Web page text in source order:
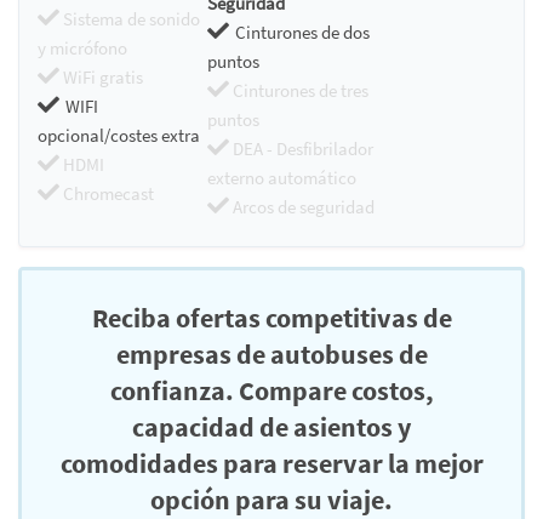
Sistema de sonido
y micrófono
WiFi gratis
WIFI
opcional/costes extra
HDMI
Chromecast
Cinturones de dos
puntos
Cinturones de tres
puntos
DEA - Desfibrilador
externo automático
Arcos de seguridad
Reciba ofertas competitivas de
empresas de autobuses de
confianza. Compare costos,
capacidad de asientos y
comodidades para reservar la mejor
opción para su viaje.